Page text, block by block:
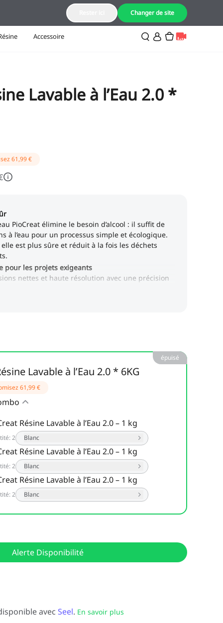
FR(Français)
Accessoire
Lavable à l’Eau 2.0 *
61,99 €
Lavable à l’Eau 2.0 * 6KG
61,99 €
épuisé
Résine Lavable à l’Eau 2.0 – 1 kg
:2 Blanc
Résine Lavable à l’Eau 2.0 – 1 kg
:2 Blanc
Résine Lavable à l’Eau 2.0 – 1 kg
:2 Blanc
Alerte Disponibilité
avec Seel. En savoir plus
Changer de site